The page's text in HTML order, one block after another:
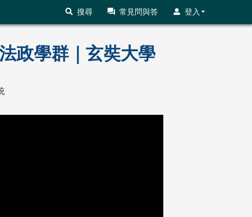
搜尋 常見問與答 登入
政學群｜玄奘大學